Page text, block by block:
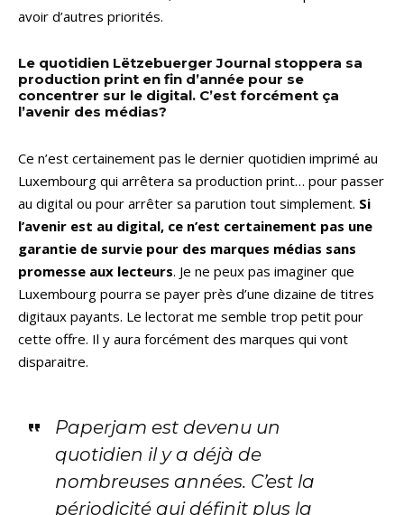
avoir d’autres priorités.
Le quotidien Lëtzebuerger Journal stoppera sa
production print en fin d’année pour se
concentrer sur le digital. C’est forcément ça
l’avenir des médias?
Ce n’est certainement pas le dernier quotidien imprimé au
Luxembourg qui arrêtera sa production print… pour passer
au digital ou pour arrêter sa parution tout simplement. Si
l’avenir est au digital, ce n’est certainement pas une
garantie de survie pour des marques médias sans
promesse aux lecteurs. Je ne peux pas imaginer que
Luxembourg pourra se payer près d’une dizaine de titres
digitaux payants. Le lectorat me semble trop petit pour
cette offre. Il y aura forcément des marques qui vont
disparaitre.
Paperjam est devenu un
quotidien il y a déjà de
nombreuses années. C’est la
périodicité qui définit plus la